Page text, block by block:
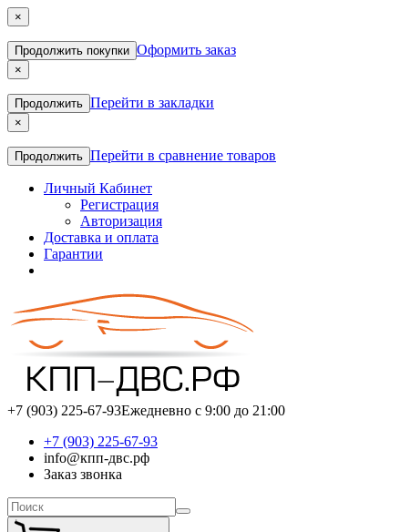
×
Продолжить покупки Оформить заказ
×
Продолжить Перейти в закладки
×
Продолжить Перейти в сравнение товаров
Личный Кабинет
Регистрация
Авторизация
Доставка и оплата
Гарантии
+7 (903) 225-67-93Ежедневно с 9:00 до 21:00
+7 (903) 225-67-93
info@кпп-двс.рф
Заказ звонка